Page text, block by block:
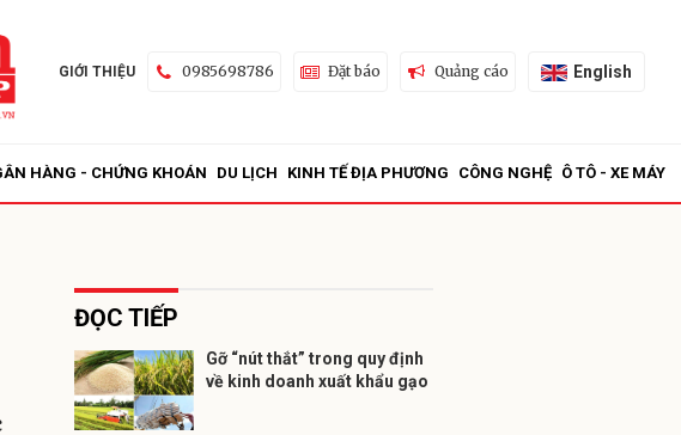
GIỚI THIỆU 0985698786 Đặt báo Quảng cáo English
HÀNG - CHỨNG KHOÁN DU LỊCH KINH TẾ ĐỊA PHƯƠNG CÔNG NGHỆ Ô TÔ - XE MÁY
ĐỌC TIẾP
Gỡ “nút thắt” trong quy định
về kinh doanh xuất khẩu gạo
Gửi